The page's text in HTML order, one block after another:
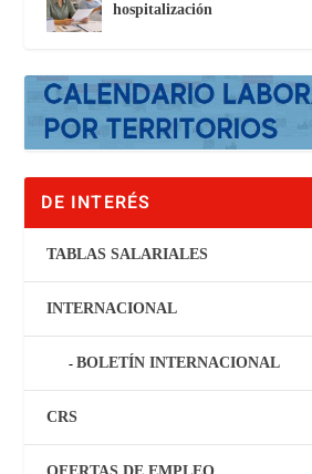
hospitalización
DE INTERÉS
TABLAS SALARIALES
INTERNACIONAL
BOLETÍN INTERNACIONAL
CRS